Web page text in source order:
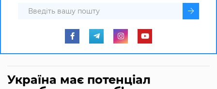
Україна має потенціал